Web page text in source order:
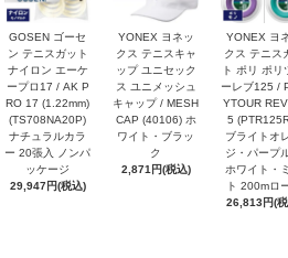
GOSEN ゴーセ
ン テニスガット
ナイロン エーケ
ープロ17 / AK P
RO 17 (1.22mm)
(TS708NA20P)
ナチュラルカラ
ー 20張入 ノンパ
ッケージ
29,947円(税込)
YONEX ヨネッ
クス テニスキャ
ップ ユニセック
ス ユニメッシュ
キャップ / MESH
CAP (40106) ホ
ワイト・ブラッ
ク
2,871円(税込)
YONEX ヨ
クス テニス
ト ポリ ポリ
ーレブ125 /
YTOUR
5
ブライトオ
ジ・パープ
ホワイト・
ト 200mロ
26,813円(